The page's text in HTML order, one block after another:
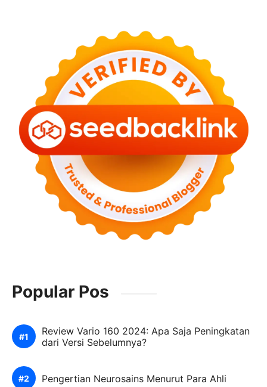
Popular Pos
Review Vario 160 2024: Apa Saja Peningkatan
dari Versi Sebelumnya?
Pengertian Neurosains Menurut Para Ahli